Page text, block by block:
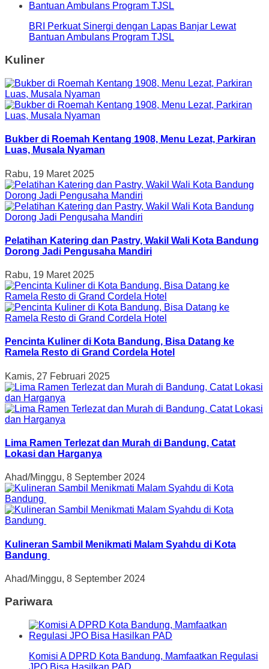
BRI Perkuat Sinergi dengan Lapas Banjar Lewat
Bantuan Ambulans Program TJSL
Kuliner
Bukber di Roemah Kentang 1908, Menu Lezat, Parkiran
Luas, Musala Nyaman
Rabu, 19 Maret 2025
Pelatihan Katering dan Pastry, Wakil Wali Kota Bandung
Dorong Jadi Pengusaha Mandiri
Rabu, 19 Maret 2025
Pencinta Kuliner di Kota Bandung, Bisa Datang ke
Ramela Resto di Grand Cordela Hotel
Kamis, 27 Februari 2025
Lima Ramen Terlezat dan Murah di Bandung, Catat
Lokasi dan Harganya
Ahad/Minggu, 8 September 2024
Kulineran Sambil Menikmati Malam Syahdu di Kota
Bandung
Ahad/Minggu, 8 September 2024
Pariwara
Komisi A DPRD Kota Bandung, Mamfaatkan Regulasi